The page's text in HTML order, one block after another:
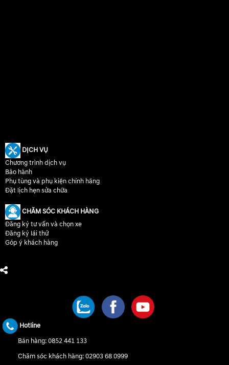
DỊCH VỤ
Chương trình dịch vụ
Bảo hành
Phụ tùng và phụ kiện chính hãng
Đặt lịch hẹn sửa chữa
CHĂM SÓC KHÁCH HÀNG
Đăng ký tư vấn và chọn xe
Đăng ký lái thử
Góp ý khách hàng
Hotline
Bán hàng:0852 441 133
Chăm sóc khách hàng:02903 68 0999